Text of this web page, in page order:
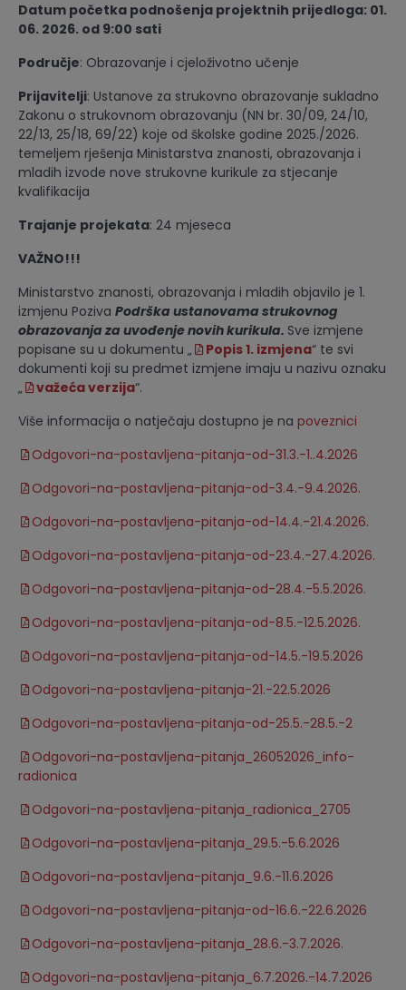
Datum početka podnošenja projektnih prijedloga: 01.
06. 2026. od 9:00 sati
Područje: Obrazovanje i cjeloživotno učenje
Prijavitelji: Ustanove za strukovno obrazovanje sukladno
Zakonu o strukovnom obrazovanju (NN br. 30/09, 24/10,
22/13, 25/18, 69/22) koje od školske godine 2025./2026.
temeljem rješenja Ministarstva znanosti, obrazovanja i
mladih izvode nove strukovne kurikule za stjecanje
kvalifikacija
Trajanje projekata: 24 mjeseca
VAŽNO!!!
Ministarstvo znanosti, obrazovanja i mladih objavilo je 1.
izmjenu Poziva Podrška ustanovama strukovnog
obrazovanja za uvođenje novih kurikula. Sve izmjene
popisane su u dokumentu „
Popis 1. izmjena“ te svi
dokumenti koji su predmet izmjene imaju u nazivu oznaku
„
važeća verzija“.
Više informacija o natječaju dostupno je na poveznici
Odgovori-na-postavljena-pitanja-od-31.3.-1..4.2026
Odgovori-na-postavljena-pitanja-od-3.4.-9.4.2026.
Odgovori-na-postavljena-pitanja-od-14.4.-21.4.2026.
Odgovori-na-postavljena-pitanja-od-23.4.-27.4.2026.
Odgovori-na-postavljena-pitanja-od-28.4.-5.5.2026.
Odgovori-na-postavljena-pitanja-od-8.5.-12.5.2026.
Odgovori-na-postavljena-pitanja-od-14.5.-19.5.2026
Odgovori-na-postavljena-pitanja-21.-22.5.2026
Odgovori-na-postavljena-pitanja-od-25.5.-28.5.-2
Odgovori-na-postavljena-pitanja_26052026_info-
radionica
Odgovori-na-postavljena-pitanja_radionica_2705
Odgovori-na-postavljena-pitanja_29.5.-5.6.2026
Odgovori-na-postavljena-pitanja_9.6.-11.6.2026
Odgovori-na-postavljena-pitanja-od-16.6.-22.6.2026
Odgovori-na-postavljena-pitanja_28.6.-3.7.2026.
Odgovori-na-postavljena-pitanja_6.7.2026.-14.7.2026